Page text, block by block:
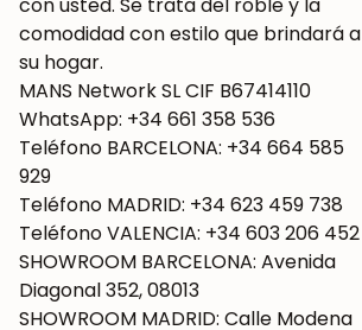
comodidad con estilo que brindará a
su hogar.
MANS Network SL CIF B67414110
WhatsApp: +34 661 358 536
Teléfono BARCELONA: +34 664 585
929
Teléfono MADRID: +34 623 459 738
Teléfono VALENCIA: +34 603 206 452
SHOWROOM BARCELONA: Avenida
Diagonal 352, 08013
SHOWROOM MADRID: Calle Modena